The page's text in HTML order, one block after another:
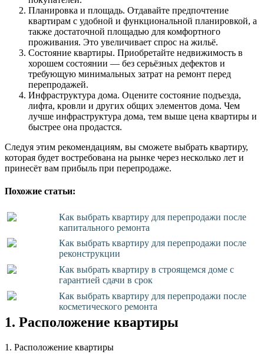
Планировка и площадь. Отдавайте предпочтение
квартирам с удобной и функциональной планировкой, а
также достаточной площадью для комфортного
проживания. Это увеличивает спрос на жильё.
Состояние квартиры. Приобретайте недвижимость в
хорошем состоянии — без серьёзных дефектов и
требующую минимальных затрат на ремонт перед
перепродажей.
Инфраструктура дома. Оцените состояние подъезда,
лифта, кровли и других общих элементов дома. Чем
лучше инфраструктура дома, тем выше цена квартиры и
быстрее она продастся.
Следуя этим рекомендациям, вы сможете выбрать квартиру,
которая будет востребована на рынке через несколько лет и
принесёт вам прибыль при перепродаже.
Похожие статьи:
Как выбрать квартиру для перепродажи после
капитального ремонта
Как выбрать квартиру для перепродажи после
реконструкции
Как выбрать квартиру в строящемся доме с
гарантией сдачи в срок
Как выбрать квартиру для перепродажи после
косметического ремонта
1. Расположение квартиры
1. Расположение квартиры